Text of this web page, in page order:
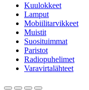
Kuulokkeet
Lamput
Mobiilitarvikkeet
Muistit
Suosituimmat
Paristot
Radiopuhelimet
Varavirtalähteet